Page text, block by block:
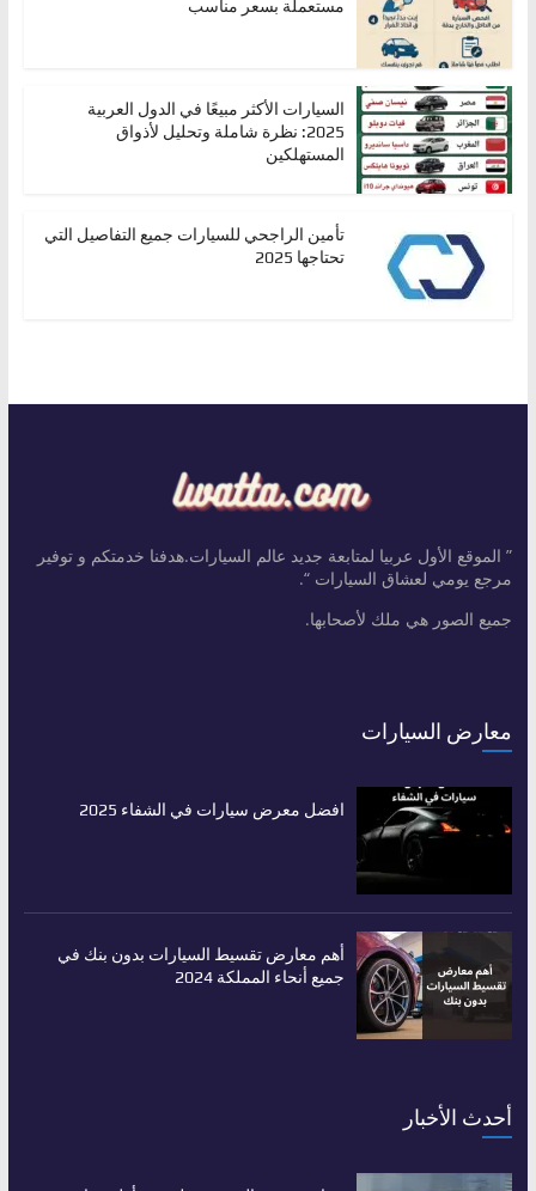
مستعملة بسعر مناسب
السيارات الأكثر مبيعًا في الدول العربية
2025: نظرة شاملة وتحليل لأذواق
المستهلكين
تأمين الراجحي للسيارات جميع التفاصيل التي
تحتاجها 2025
” الموقع الأول عربيا لمتابعة جديد عالم السيارات.هدفنا خدمتكم و توفير
مرجع يومي لعشاق السيارات “.
جميع الصور هي ملك لأصحابها.
معارض السيارات
افضل معرض سيارات في الشفاء 2025
أهم معارض تقسيط السيارات بدون بنك في
جميع أنحاء المملكة 2024
أحدث الأخبار